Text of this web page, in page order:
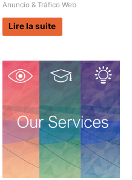
Anuncio & Tráfico Web
Lire la suite